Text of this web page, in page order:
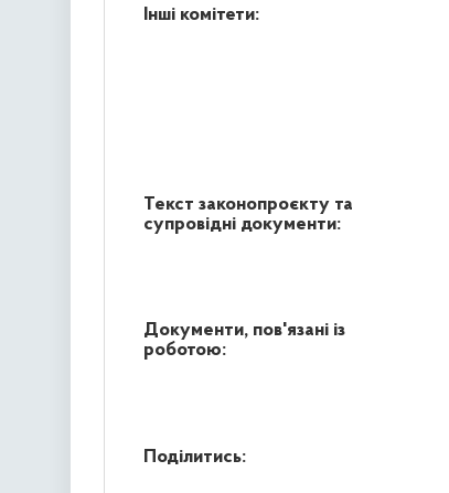
Інші комітети:
Текст законопроєкту та
супровідні документи:
Документи, пов'язані із
роботою:
Поділитись: